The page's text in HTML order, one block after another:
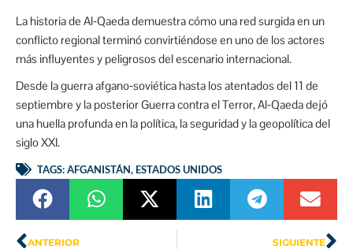
La historia de Al‑Qaeda demuestra cómo una red surgida en un
conflicto regional terminó convirtiéndose en uno de los actores
más influyentes y peligrosos del escenario internacional.
Desde la guerra afgano‑soviética hasta los atentados del 11 de
septiembre y la posterior Guerra contra el Terror, Al‑Qaeda dejó
una huella profunda en la política, la seguridad y la geopolítica del
siglo XXI.
TAGS:AFGANISTÁN, ESTADOS UNIDOS
ANTERIOR SIGUIENTE